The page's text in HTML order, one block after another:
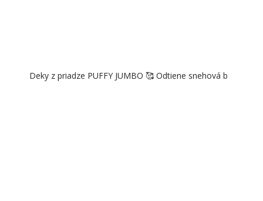
Deky z priadze PUFFY JUMBO 🥰 Odtiene snehová b